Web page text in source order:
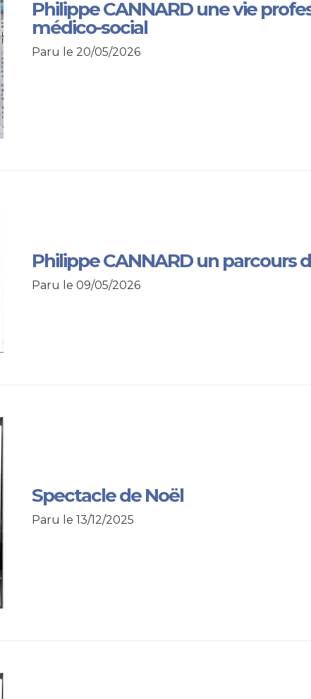
Philippe CANNARD une vie
médico-social
Paru le 20/05/2026
Philippe CANNARD un parcours
Paru le 09/05/2026
Spectacle de Noël
Paru le 13/12/2025